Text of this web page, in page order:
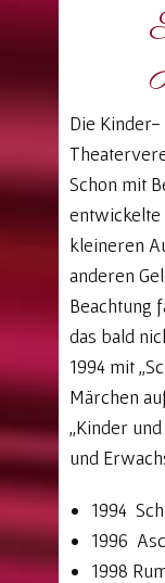
Die
Schon mit
entwickelte
kleineren
anderen
Beachtung
das bald
1994 mit
Märchen
„Kinder
und
1994
1996
1998